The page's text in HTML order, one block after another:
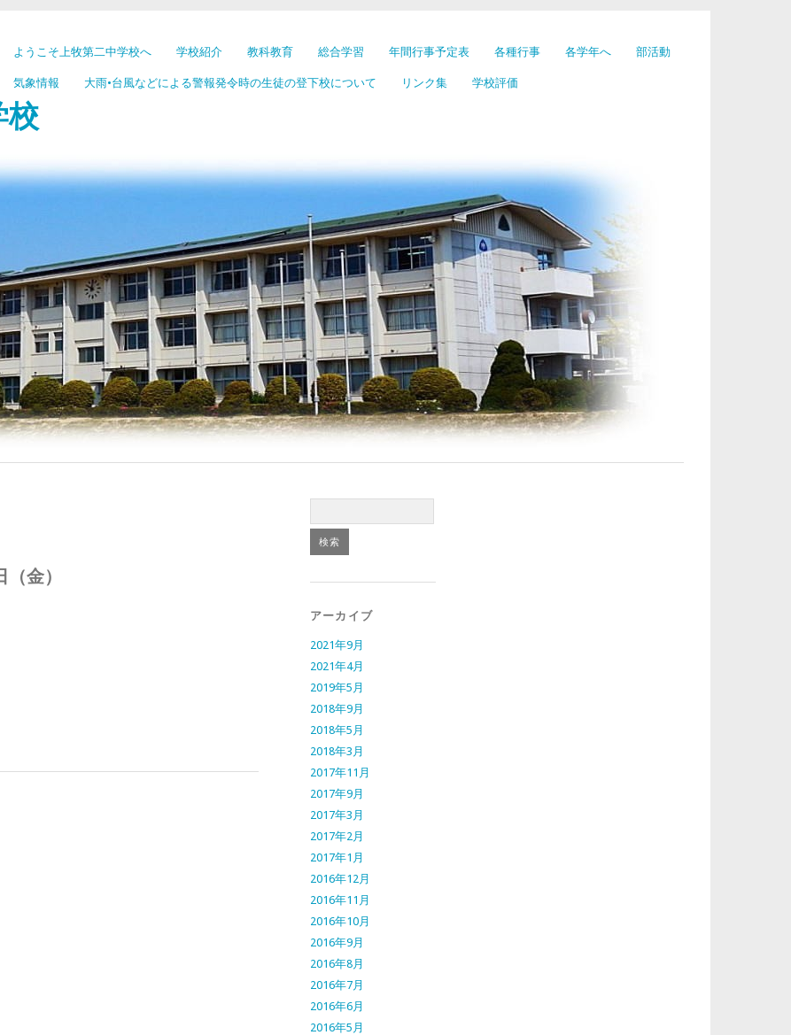
ようこそ上牧第二中学校へ 学校紹介 教科教育 総合学習 年間行事予定表 各種行事 各学年へ 部活動
気象情報 大雨•台風などによる警報発令時の生徒の登下校について リンク集 学校評価
校
金）
アーカイブ
2021年9月
2021年4月
2019年5月
2018年9月
2018年5月
2018年3月
2017年11月
2017年9月
2017年3月
2017年2月
2017年1月
2016年12月
2016年11月
2016年10月
2016年9月
2016年8月
2016年7月
2016年6月
2016年5月